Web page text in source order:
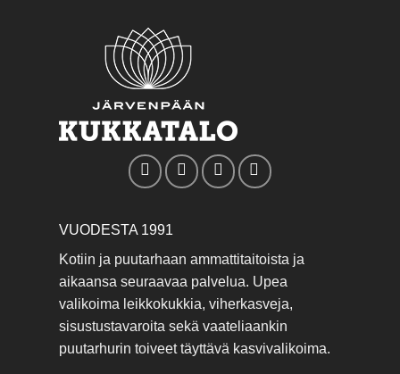
VUODESTA 1991
Kotiin ja puutarhaan ammattitaitoista ja
aikaansa seuraavaa palvelua. Upea
valikoima leikkokukkia, viherkasveja,
sisustustavaroita sekä vaateliaankin
puutarhurin toiveet täyttävä kasvivalikoima.